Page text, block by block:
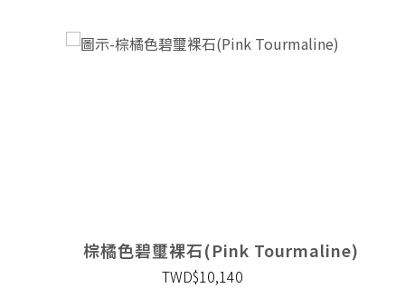
棕橘色碧璽裸石(Pink Tourmaline)
TWD$10,140